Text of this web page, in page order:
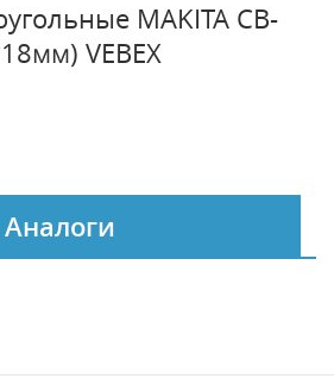
MAKITA CB-
VEBEX
Аналоги